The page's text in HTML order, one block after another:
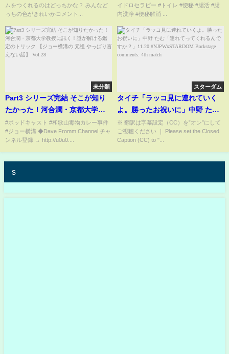
ムをつくれるのはどっちかな？ みんなど
っちの色がきれいかコメント...
イドロセラピー #トイレ #便秘 #腸活 #腸
内洗浄 #便秘解消 ...
未分類
Part3 シリーズ完結 そこが知り
たかった！河合潤・京都大学教
授に訊く！謎が解ける鑑定のト
リック 【ジョー横溝の 元祖 やっ
ぱり言えない話】 Vol.28
#ポッドキャスト #和歌山毒物カレー事件
#ジョー横溝 ◆Dave Fromm Channel チャ
ンネル登録 → http://u0u0....
スターダム
タイチ「ラッコ見に連れていく
よ。勝ったお祝いに」中野 たむ
「連れてってくれるんです
か？」11.20 #NJPWxSTARDOM
Backstage comments: 4th
※ 翻訳は字幕設定（CC）を”オン”にして
ご視聴ください ｜ Please set the Closed
Caption (CC) to "...
s